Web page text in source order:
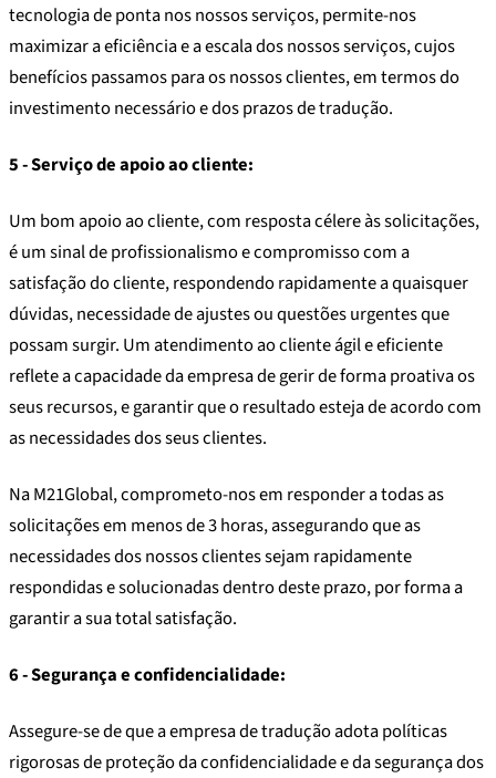
tecnologia de ponta nos nossos serviços, permite-nos
maximizar a eficiência e a escala dos nossos serviços, cujos
benefícios passamos para os nossos clientes, em termos do
investimento necessário e dos prazos de tradução.
5 - Serviço de apoio ao cliente:
Um bom apoio ao cliente, com resposta célere às solicitações,
é um sinal de profissionalismo e compromisso com a
satisfação do cliente, respondendo rapidamente a quaisquer
dúvidas, necessidade de ajustes ou questões urgentes que
possam surgir. Um atendimento ao cliente ágil e eficiente
reflete a capacidade da empresa de gerir de forma proativa os
seus recursos, e garantir que o resultado esteja de acordo com
as necessidades dos seus clientes.
Na M21Global, comprometo-nos em responder a todas as
solicitações em menos de 3 horas, assegurando que as
necessidades dos nossos clientes sejam rapidamente
respondidas e solucionadas dentro deste prazo, por forma a
garantir a sua total satisfação.
6 - Segurança e confidencialidade:
Assegure-se de que a empresa de tradução adota políticas
rigorosas de proteção da confidencialidade e da segurança dos